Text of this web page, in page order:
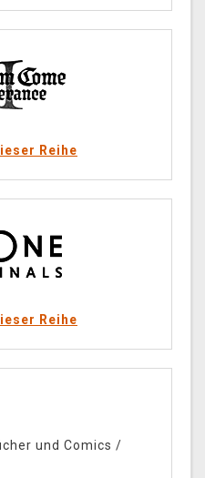
Reihe
Reihe
und Comics /